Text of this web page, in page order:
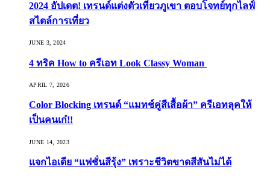
2024 อัปเดต! เทรนด์แต่งตัวเที่ยวภูเขา ตอบโจทย์ทุกไลฟ์
สไตล์การเที่ยว
JUNE 3, 2024
4 ทริค How to ครีเอท Look Classy Woman
APRIL 7, 2026
Color Blocking เทรนด์ “แมทช์คู่สีเสื้อผ้า” ครีเอทลุคให้
เป็นคนเก๋!!
JUNE 14, 2023
แจกไอเดีย “แฟชั่นสีรุ้ง” เพราะชีวิตขาดสีสันไม่ได้